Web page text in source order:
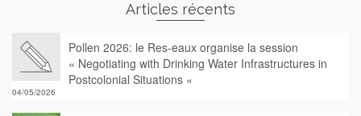
Articles récents
Pollen 2026: le Res-eaux organise la session
« Negotiating with Drinking Water Infrastructures in
Postcolonial Situations «
04/05/2026